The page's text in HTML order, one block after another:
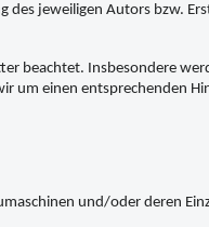
jeweiligen Autors bzw.
beachtet. Insbesondere
um einen entsprechenden
und/oder deren